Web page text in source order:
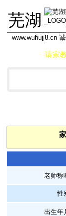
芜湖
www.wuhujj8.cn
请家
老师称
性
出生年